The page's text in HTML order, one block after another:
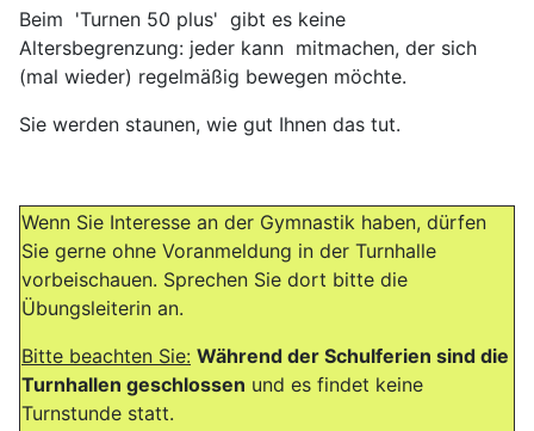
Beim 'Turnen 50 plus' gibt es keine
Altersbegrenzung: jeder kann mitmachen, der sich
(mal wieder) regelmäßig bewegen möchte.
Sie werden staunen, wie gut Ihnen das tut.
Wenn Sie Interesse an der Gymnastik haben, dürfen
Sie gerne ohne Voranmeldung in der Turnhalle
vorbeischauen. Sprechen Sie dort bitte die
Übungsleiterin an.
Bitte beachten Sie: Während der Schulferien sind die
Turnhallen geschlossen und es findet keine
Turnstunde statt.